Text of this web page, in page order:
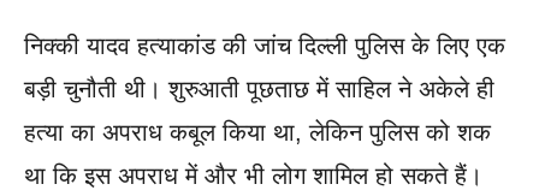
निक्की यादव हत्याकांड की जांच दिल्ली पुलिस के लिए एक
बड़ी चुनौती थी। शुरुआती पूछताछ में साहिल ने अकेले ही
हत्या का अपराध कबूल किया था, लेकिन पुलिस को शक
था कि इस अपराध में और भी लोग शामिल हो सकते हैं।